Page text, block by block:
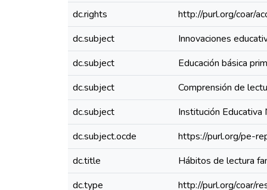
dc.rights
http://purl.org/coar/
dc.subject
Innovaciones
dc.subject
Educación básica
dc.subject
Comprensión de
dc.subject
Institución
dc.subject.ocde
https://purl.org/pe-
dc.title
Hábitos de lectura
dc.type
http://purl.org/coar/